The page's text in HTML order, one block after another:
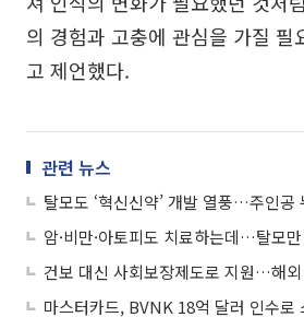
의 경험과 고충에 관심을 가질 필
고 제언했다.
관련 뉴스
탈모도 ‘혁신신약’ 개발 열풍…주인공
암·비만·아토피도 치료하는데…탈모만
건보 대신 사회보장제도로 지원…해